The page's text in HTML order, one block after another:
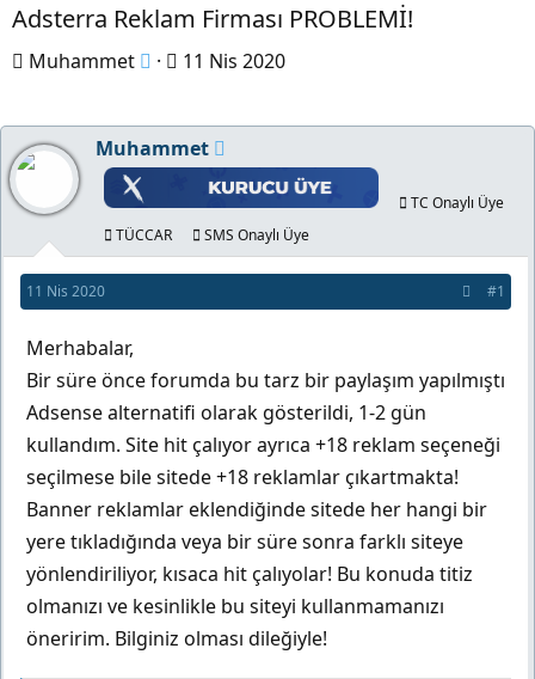
Adsterra Reklam Firması PROBLEMİ!
K
n
b
y
u
b
a
ş
l
a
t
a
n
Muhammet
B
ş
l
g
ç
a
r
i
h
i
11 Nis 2020
Muhammet
TC Onaylı Üye
TÜCCAR
SMS Onaylı Üye
11 Nis 2020 #1
Merhabalar,
Bir süre önce forumda bu tarz bir paylaşım yapılmıştı
Adsense alternatifi olarak gösterildi, 1-2 gün
kullandım. Site hit çalıyor ayrıca +18 reklam seçeneği
seçilmese bile sitede +18 reklamlar çıkartmakta!
Banner reklamlar eklendiğinde sitede her hangi bir
yere tıkladığında veya bir süre sonra farklı siteye
yönlendiriliyor, kısaca hit çalıyolar! Bu konuda titiz
olmanızı ve kesinlikle bu siteyi kullanmamanızı
öneririm. Bilginiz olması dileğiyle!